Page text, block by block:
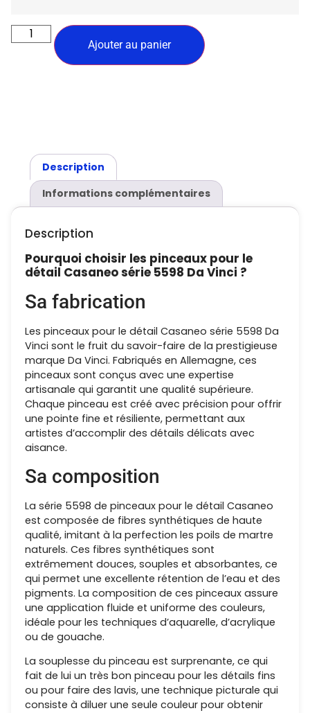
Ajouter au panier
Description
Informations complémentaires
Description
Pourquoi choisir les pinceaux pour le
détail Casaneo série 5598 Da Vinci ?
Sa fabrication
Les pinceaux pour le détail Casaneo série 5598 Da
Vinci sont le fruit du savoir-faire de la prestigieuse
marque Da Vinci. Fabriqués en Allemagne, ces
pinceaux sont conçus avec une expertise
artisanale qui garantit une qualité supérieure.
Chaque pinceau est créé avec précision pour offrir
une pointe fine et résiliente, permettant aux
artistes d’accomplir des détails délicats avec
aisance.
Sa composition
La série 5598 de pinceaux pour le détail Casaneo
est composée de fibres synthétiques de haute
qualité, imitant à la perfection les poils de martre
naturels. Ces fibres synthétiques sont
extrêmement douces, souples et absorbantes, ce
qui permet une excellente rétention de l’eau et des
pigments. La composition de ces pinceaux assure
une application fluide et uniforme des couleurs,
idéale pour les techniques d’aquarelle, d’acrylique
ou de gouache.
La souplesse du pinceau est surprenante, ce qui
fait de lui un très bon pinceau pour les détails fins
ou pour faire des lavis, une technique picturale qui
consiste à diluer une seule couleur pour obtenir